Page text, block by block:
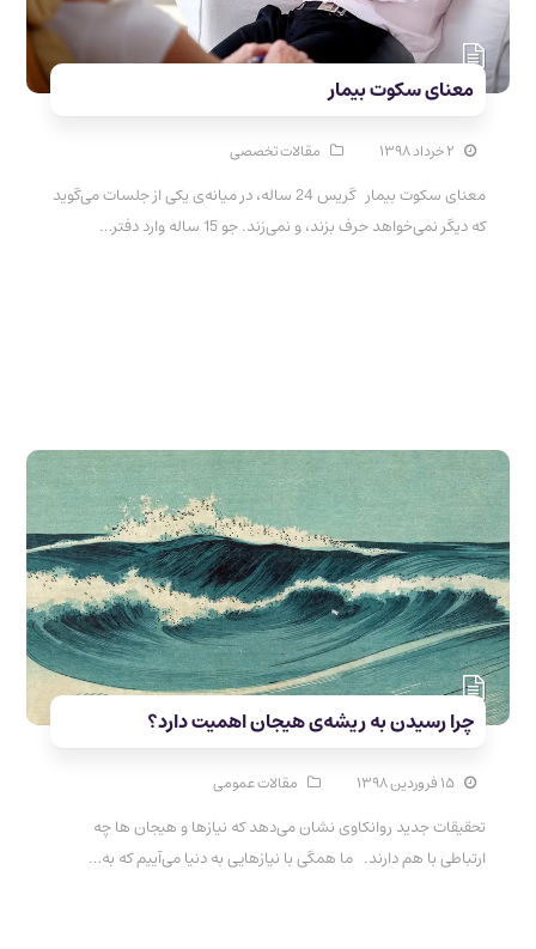
معنای سکوت بیمار
۲ خرداد ۱۳۹۸ مقالات تخصصی
معنای سکوت بیمار گریس 24 ساله، در میانه‌ی یکی از جلسات می‌گوید
که دیگر نمی‌خواهد حرف بزند، و نمی‌زند. جو 15 ساله وارد دفتر…
چرا رسیدن به ریشه‌ی هیجان اهمیت دارد؟
۱۵ فروردین ۱۳۹۸ مقالات عمومی
تحقیقات جدید روانکاوی نشان می‌دهد که نیازها و هیجان ها چه
ارتباطی با هم دارند. ما همگی با نیازهایی به دنیا می‌آییم که به…